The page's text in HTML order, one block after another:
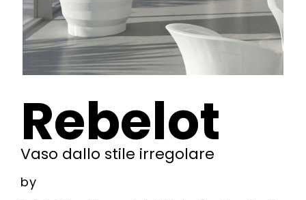
Rebelot
Vaso dallo stile irregolare
by